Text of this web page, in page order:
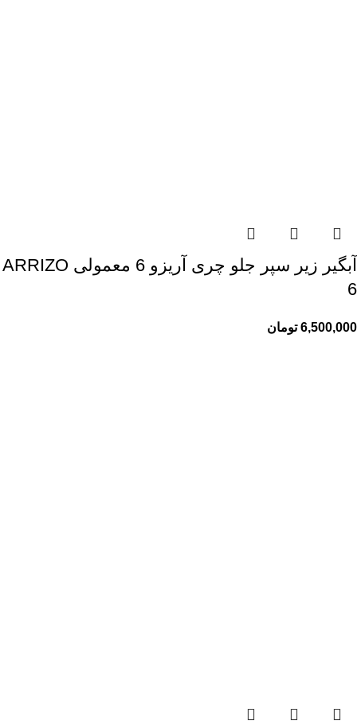
آبگیر زیر سپر جلو چری آریزو 6 معمولی ARRIZO
6
6,500,000 تومان